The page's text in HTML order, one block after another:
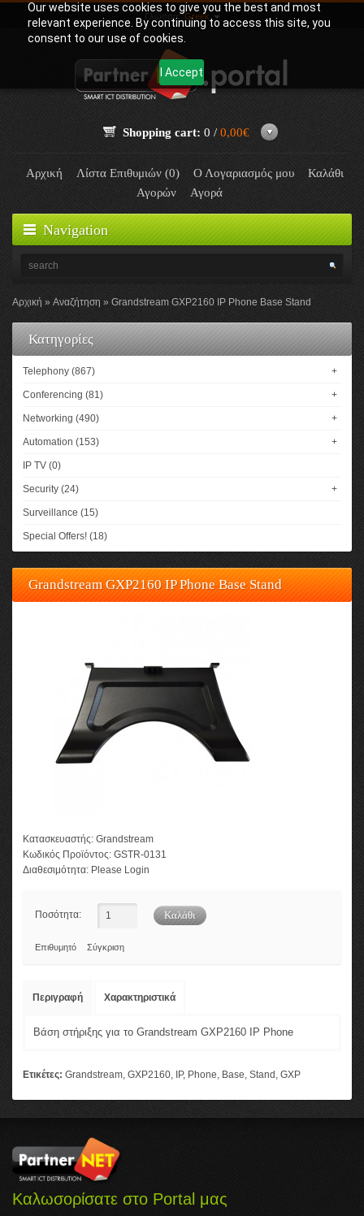
Our website uses cookies to give you the best and most
relevant experience. By continuing to access this site, you
consent to our use of cookies.
I Accept
Γλώσσα:Greek
Shopping cart: 0 / 0,00€
Αρχική Λίστα Επιθυμιών (0) Ο Λογαριασμός μου
Καλάθι
Αγορών
Αγορά
Navigation
Αρχική Αναζήτηση Grandstream GXP2160 IP Phone Base Stand
Κατηγορίες
Telephony (867) +
Conferencing (81) +
Networking (490) +
Automation (153) +
IP TV (0)
Security (24) +
Surveillance (15)
Special Offers! (18)
Grandstream GXP2160 IP Phone Base Stand
Κατασκευαστής: Grandstream
Κωδικός Προϊόντος: GSTR-0131
Διαθεσιμότητα: Please Login
Ποσότητα:
Επιθυμητό Σύγκριση
Περιγραφή Χαρακτηριστικά
Βάση στήριξης για το Grandstream GXP2160 IP Phone
Ετικέτες: Grandstream, GXP2160, IP, Phone, Base, Stand , GXP
Καλωσορίσατε στο Portal μας